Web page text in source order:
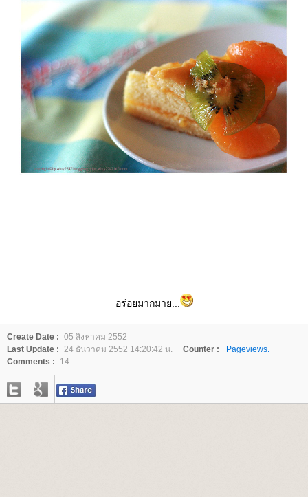
อร่อยมากมาย...
Create Date : 05 สิงหาคม 2552
Last Update : 24 ธันวาคม 2552 14:20:42 น. Counter :
Pageviews.
Comments :
14